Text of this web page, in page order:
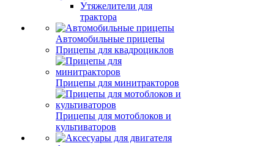
Утяжелители для
трактора
Автомобильные прицепы
Прицепы для квадроциклов
Прицепы для минитракторов
Прицепы для мотоблоков и
культиваторов